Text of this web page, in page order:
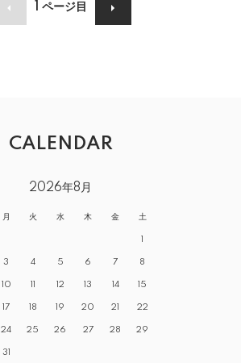
ページ目
CALENDAR
2026年8月
月 火 水 木 金 土
1
3 4 5 6 7 8
10 11 12 13 14 15
17 18 19 20 21 22
24 25 26 27 28 29
31